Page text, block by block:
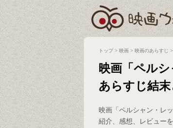
トップ> 映画 > 映画のあらすじ >
映画「ペル
あらすじ結
映画「ペルシャン・レ
紹介、感想、レビュー